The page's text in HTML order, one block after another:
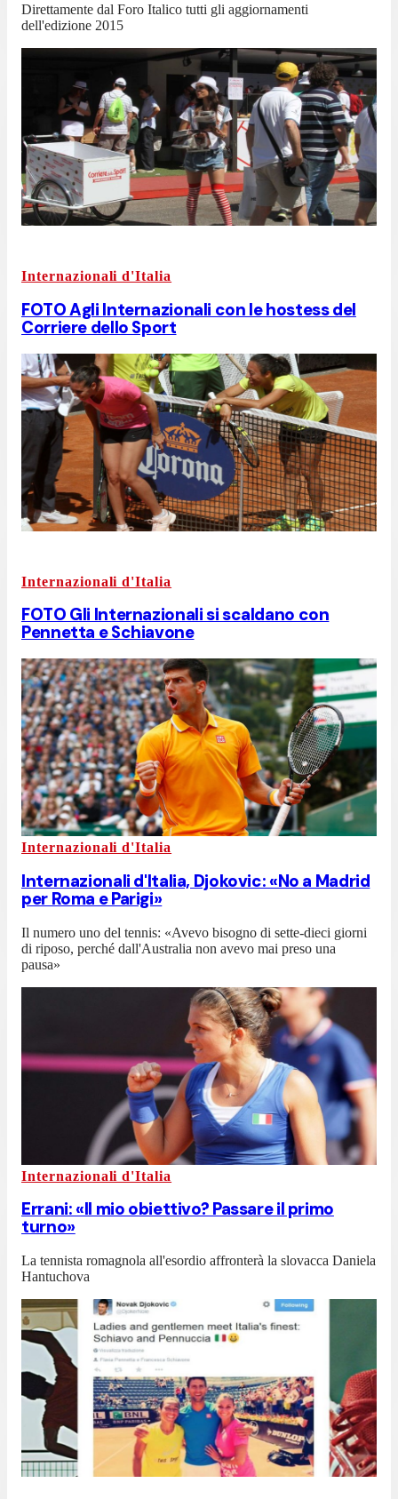
Direttamente dal Foro Italico tutti gli aggiornamenti
dell'edizione 2015
Internazionali d'Italia
FOTO Agli Internazionali con le hostess del
Corriere dello Sport
Internazionali d'Italia
FOTO Gli Internazionali si scaldano con
Pennetta e Schiavone
Internazionali d'Italia
Internazionali d'Italia, Djokovic: «No a Madrid
per Roma e Parigi»
Il numero uno del tennis: «Avevo bisogno di sette-dieci giorni
di riposo, perché dall'Australia non avevo mai preso una
pausa»
Internazionali d'Italia
Errani: «Il mio obiettivo? Passare il primo
turno»
La tennista romagnola all'esordio affronterà la slovacca Daniela
Hantuchova